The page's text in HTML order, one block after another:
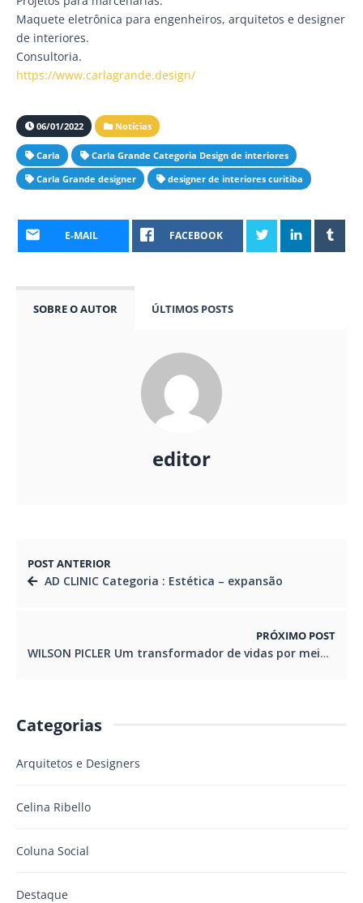
Maquete eletrônica para engenheiros, arquitetos e designer
de interiores.
Consultoria.
https://www.carlagrande.design/
06/01/2022 Notícias
Carla
Carla Grande Categoria Design de interiores
Carla Grande designer
designer de interiores curitiba
E-MAIL FACEBOOK
SOBRE O AUTOR ÚLTIMOS POSTS
editor
POST ANTERIOR
AD CLINIC Categoria : Estética – expansão
PRÓXIMO POST
WILSON PICLER Um transformador de vidas por meio da Educação.
Categorias
Arquitetos e Designers
Celina Ribello
Coluna Social
Destaque